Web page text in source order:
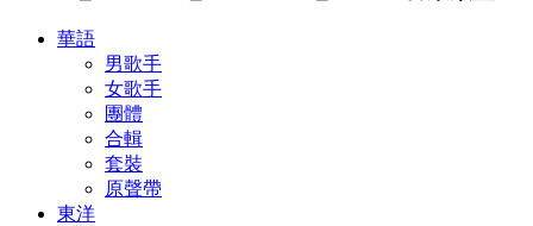
華語
男歌手
女歌手
團體
合輯
套裝
原聲帶
東洋